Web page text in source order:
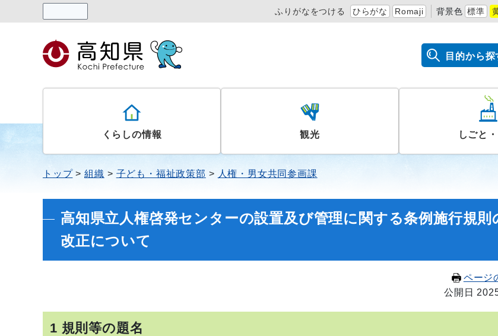
ふりがなをつける ひらがな Romaji 背景色 標準
目的から探
くらしの情報 観光 しごと
トップ 組織 子ども・福祉政策部 人権・男女共同参画課
高知県立人権啓発センターの設置及び管理に関する条例施行規則
改正について
ページ
公開日
1 規則等の題名